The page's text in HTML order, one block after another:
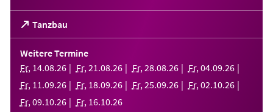
Tanzbau
(Öffnet
in
einem
neuen
Tab)
Weitere Termine
Fr, 14.08.26 Fr, 21 .08.26 Fr, 28.08.26 Fr, 04.09.26
Fr, 11 .09.26 Fr, 18.09.26 Fr, 25.09.26 Fr, 02.10.26
Fr, 09.10.26 Fr, 16.10.26